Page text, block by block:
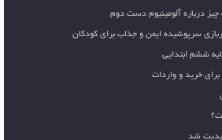
درباره آلومینیوم دست دوم
سرپوشیده ایمن و جذاب برای کودکان
ششم ابتدایی
خرید و واردات
شد